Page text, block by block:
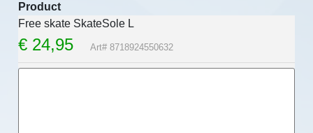
Product
Free skate SkateSole L
€ 24,95 Art# 8718924550632